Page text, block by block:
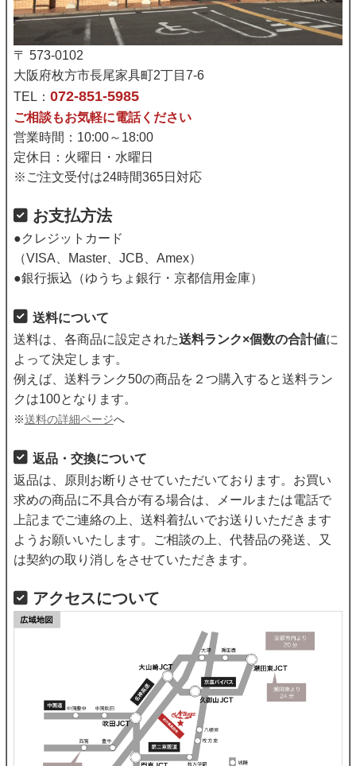
〒 573-0102
大阪府枚方市長尾家具町2丁目7-6
TEL： 072-851-5985
ご相談もお気軽に電話ください
営業時間：10:00～18:00
定休日：火曜日・水曜日
※ご注文受付は24時間365日対応
お支払方法
●クレジットカード
（VISA、Master、JCB、Amex）
●銀行振込（ゆうちょ銀行・京都信用金庫）
送料について
送料は、各商品に設定された送料ランク×個数の合計値に
よって決定します。
例えば、送料ランク50の商品を２つ購入すると送料ラン
クは100となります。
※送料の詳細ページへ
返品・交換について
返品は、原則お断りさせていただいております。お買い
求めの商品に不具合が有る場合は、メールまたは電話で
上記までご連絡の上、送料着払いでお送りいただきます
ようお願いいたします。ご相談の上、代替品の発送、又
は契約の取り消しをさせていただきます。
アクセスについて